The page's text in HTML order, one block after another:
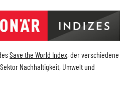
Save the World Index, der verschiedene
Nachhaltigkeit, Umwelt und